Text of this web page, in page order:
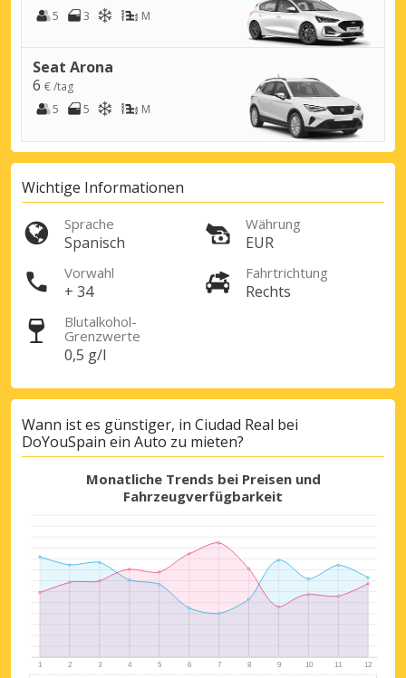
Top-Ersparnisses
Erhalten Sie Zugang zu exklusiven
Partnerangeboten
Mit eLink anmelden
5
3 M
Seat Arona
6 € /tag
5
5 M
Wichtige Informationen
Sprache
Spanisch
Währung
EUR
Vorwahl
+ 34
Fahrtrichtung
Rechts
Blutalkohol-
Grenzwerte
0,5 g/l
Wann ist es günstiger, in Ciudad Real bei
DoYouSpain ein Auto zu mieten?
Monatliche Trends bei Preisen und
Fahrzeugverfügbarkeit